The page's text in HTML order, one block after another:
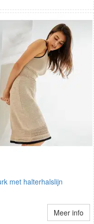
met halterhalslijn
Meer info